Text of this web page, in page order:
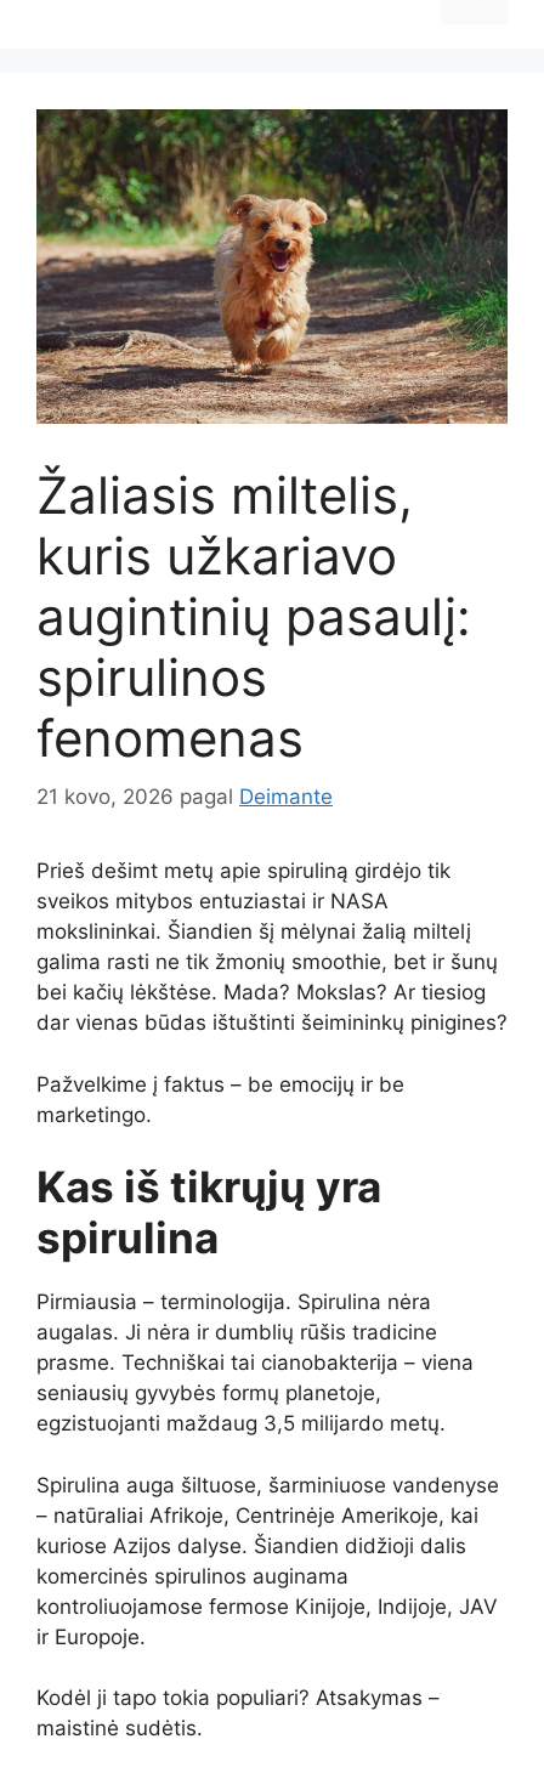
Žaliasis miltelis,
kuris užkariavo
augintinių pasaulį:
spirulinos
fenomenas
21 kovo, 2026 pagal Deimante
Prieš dešimt metų apie spiruliną girdėjo tik
sveikos mitybos entuziastai ir NASA
mokslininkai. Šiandien šį mėlynai žalią miltelį
galima rasti ne tik žmonių smoothie, bet ir šunų
bei kačių lėkštėse. Mada? Mokslas? Ar tiesiog
dar vienas būdas ištuštinti šeimininkų pinigines?
Pažvelkime į faktus – be emocijų ir be
marketingo.
Kas iš tikrųjų yra
spirulina
Pirmiausia – terminologija. Spirulina nėra
augalas. Ji nėra ir dumblių rūšis tradicine
prasme. Techniškai tai cianobakterija – viena
seniausių gyvybės formų planetoje,
egzistuojanti maždaug 3,5 milijardo metų.
Spirulina auga šiltuose, šarminiuose vandenyse
– natūraliai Afrikoje, Centrinėje Amerikoje, kai
kuriose Azijos dalyse. Šiandien didžioji dalis
komercinės spirulinos auginama
kontroliuojamose fermose Kinijoje, Indijoje, JAV
ir Europoje.
Kodėl ji tapo tokia populiari? Atsakymas –
maistinė sudėtis.